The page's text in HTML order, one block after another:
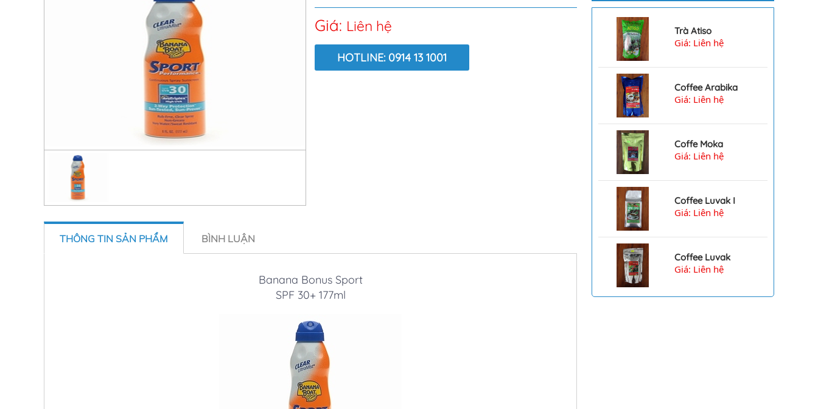
Giá: Liên hệ
HOTLINE: 0914 13 1001
THÔNG TIN SẢN PHẨM BÌNH LUẬN
Banana Bonus Sport
SPF 30+ 177ml
Trà Atiso
Giá: Liên hệ
Coffee Arabika
Giá: Liên hệ
Coffe Moka
Giá: Liên hệ
Coffee Luvak I
Giá: Liên hệ
Coffee Luvak
Giá: Liên hệ